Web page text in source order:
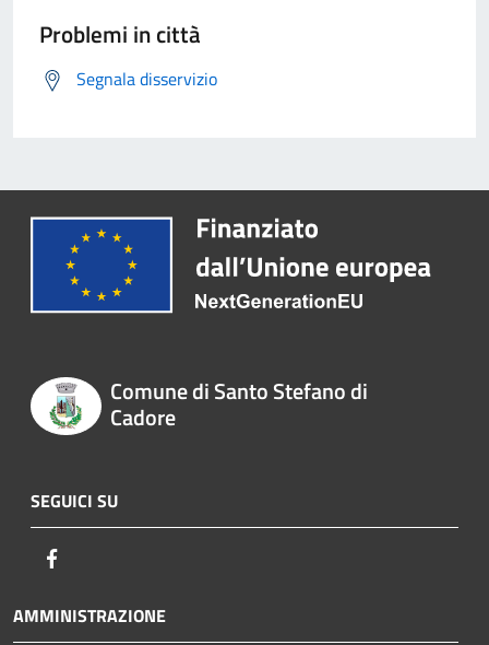
Problemi in città
Segnala disservizio
Comune di Santo Stefano di
Cadore
SEGUICI SU
AMMINISTRAZIONE